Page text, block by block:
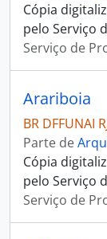
Cópia
pelo Serviço
Serviço de
Arariboia
BR DFFUNAI
Parte de
Cópia
pelo Serviço
Serviço de